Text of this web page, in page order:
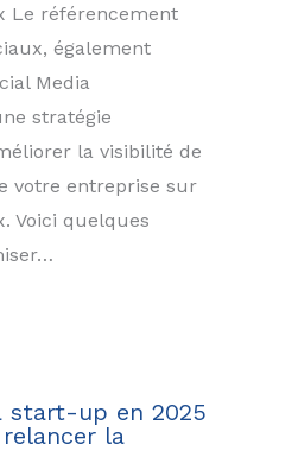
Le référencement
également
Media
stratégie
la visibilité de
votre entreprise sur
Voici quelques
start-up en 2025
la